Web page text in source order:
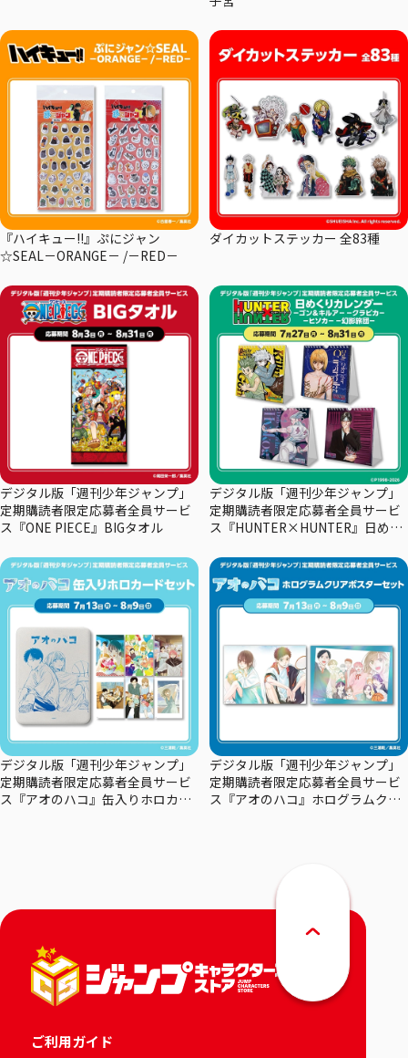
『ハイキュー!!』ぷにジャン
☆SEAL－ORANGE－ /－RED－
ダイカットステッカー 全83種
デジタル版「週刊少年ジャンプ」
定期購読者限定応募者全員サービ
ス『ONE PIECE』BIGタオル
デジタル版「週刊少年ジャンプ」
定期購読者限定応募者全員サービ
ス『HUNTER×HUNTER』日めく
デジタル版「週刊少年ジャンプ」
定期購読者限定応募者全員サービ
ス『アオのハコ』缶入りホロカー
デジタル版「週刊少年ジャンプ」
定期購読者限定応募者全員サービ
ス『アオのハコ』ホログラムクリ
ご利用ガイド